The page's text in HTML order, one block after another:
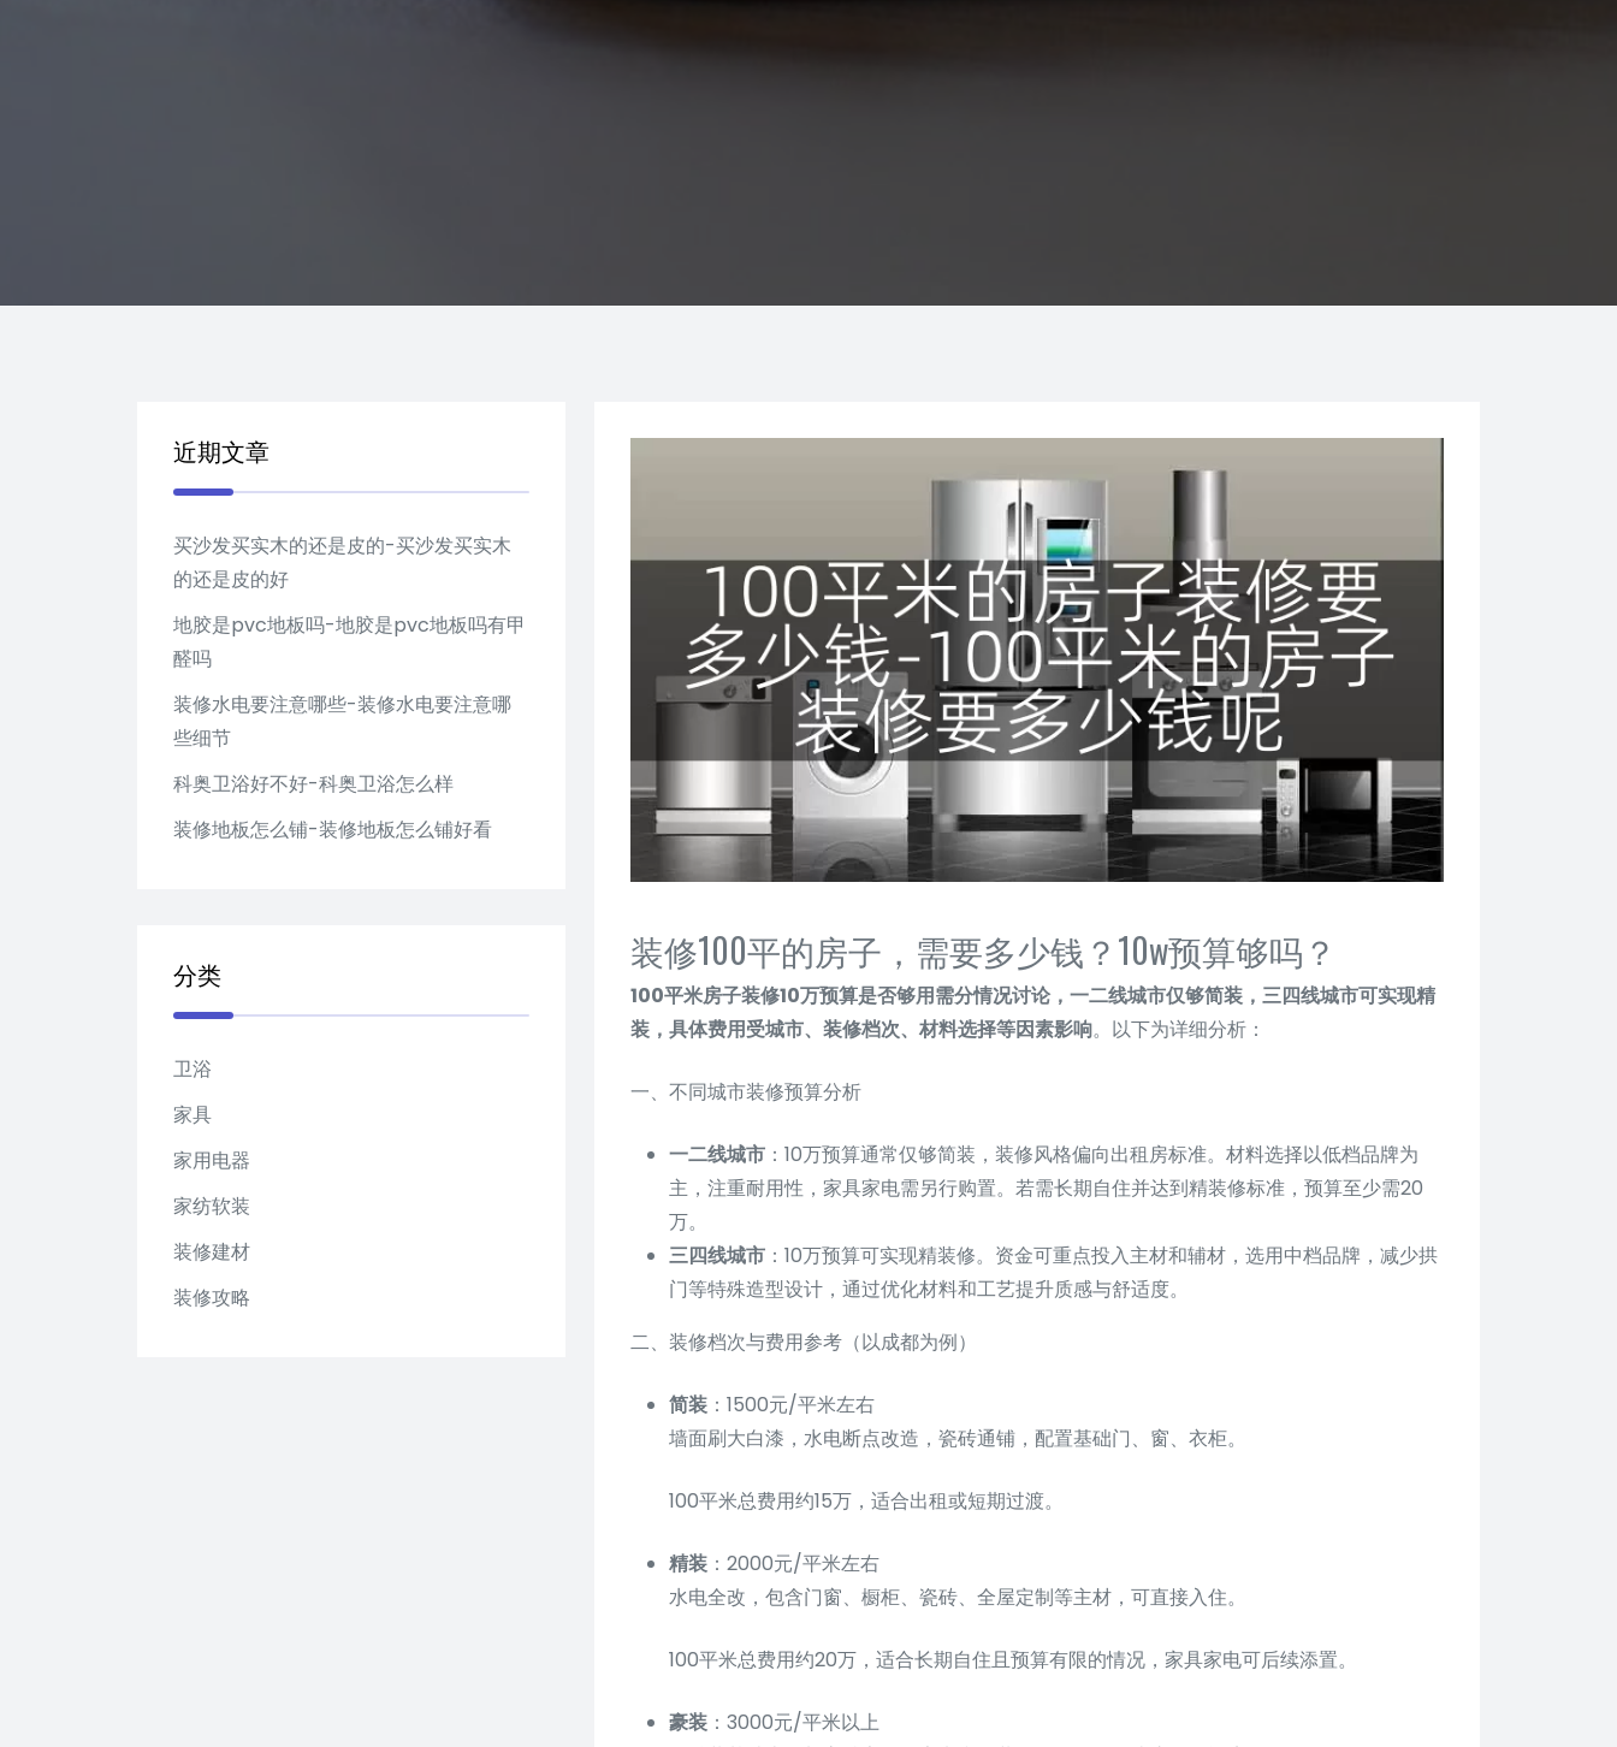
装修100平的房子，需要多少钱？10w预算够吗？
100平米房子装修10万预算是否够用需分情况讨论，一二线城市仅够简装，三四线城市可实现精
装，具体费用受城市、装修档次、材料选择等因素影响。以下为详细分析：
一、不同城市装修预算分析
一二线城市 ：10万预算通常仅够简装，装修风格偏向出租房标准。材料选择以低档品牌为
主，注重耐用性，家具家电需另行购置。若需长期自住并达到精装修标准，预算至少需20
万。
三四线城市 ：10万预算可实现精装修。资金可重点投入主材和辅材，选用中档品牌，减少拱
门等特殊造型设计，通过优化材料和工艺提升质感与舒适度。
二、装修档次与费用参考（以成都为例）
简装 ：1500元/平米左右
墙面刷大白漆，水电断点改造，瓷砖通铺，配置基础门、窗、衣柜。
100平米总费用约15万，适合出租或短期过渡。
精装 ：2000元/平米左右
水电全改，包含门窗、橱柜、瓷砖、全屋定制等主材，可直接入住。
100平米总费用约20万，适合长期自住且预算有限的情况，家具家电可后续添置。
豪装 ：3000元/平米以上
近期文章
买沙发买实木的还是皮的-买沙发买实木
的还是皮的好
地胶是pvc地板吗-地胶是pvc地板吗有甲
醛吗
装修水电要注意哪些-装修水电要注意哪
些细节
科奥卫浴好不好-科奥卫浴怎么样
装修地板怎么铺-装修地板怎么铺好看
分类
卫浴
家具
家用电器
家纺软装
装修建材
装修攻略